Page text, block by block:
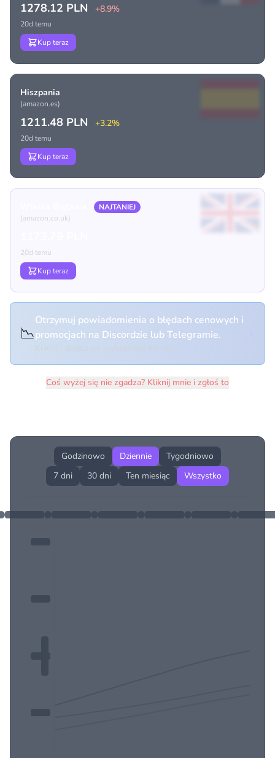
1278.12 PLN +8.9%
20d temu
Kup teraz
Hiszpania
(amazon.es)
1211.48 PLN +3.2%
20d temu
Kup teraz
NAJTANIEJ
(amazon.co.uk)
20d temu
Kup teraz
📉
Otrzymuj powiadomienia o błędach cenowych i
promocjach na Discordzie lub Telegramie.
Coś wyżej się nie zgadza? Kliknij mnie i zgłoś to
Godzinowo Dziennie
Tygodniowo
7 dni
30 dni Ten miesiąc Wszystko